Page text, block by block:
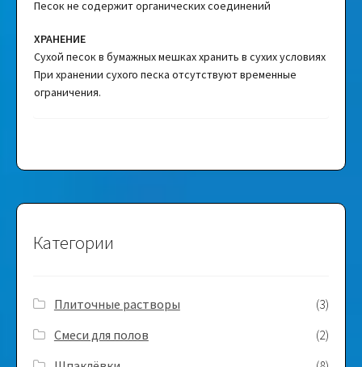
Песок не содержит органических соединений
ХРАНЕНИЕ
Сухой песок в бумажных мешках хранить в сухих условиях
При хранении сухого песка отсутствуют временные
ограничения.
Категории
Плиточные растворы
(3)
Смеси для полов
(2)